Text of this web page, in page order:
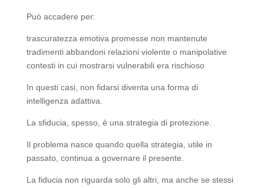
Può accadere per:
trascuratezza emotiva promesse non mantenute
tradimenti abbandoni relazioni violente o manipolative
contesti in cui mostrarsi vulnerabili era rischioso
In questi casi, non fidarsi diventa una forma di
intelligenza adattiva.
La sfiducia, spesso, è una strategia di protezione.
Il problema nasce quando quella strategia, utile in
passato, continua a governare il presente.
La fiducia non riguarda solo gli altri, ma anche se stessi